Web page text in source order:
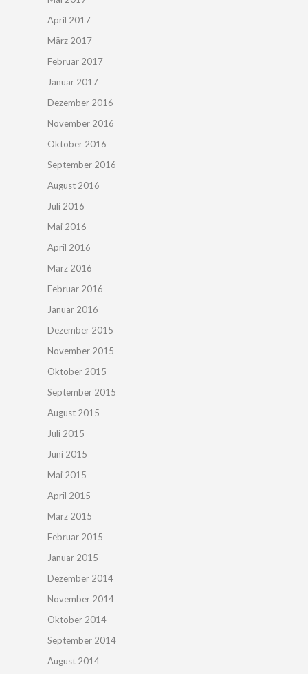
April 2017
März 2017
Februar 2017
Januar 2017
Dezember 2016
November 2016
Oktober 2016
September 2016
August 2016
Juli 2016
Mai 2016
April 2016
März 2016
Februar 2016
Januar 2016
Dezember 2015
November 2015
Oktober 2015
September 2015
August 2015
Juli 2015
Juni 2015
Mai 2015
April 2015
März 2015
Februar 2015
Januar 2015
Dezember 2014
November 2014
Oktober 2014
September 2014
August 2014